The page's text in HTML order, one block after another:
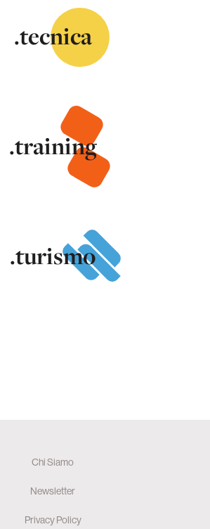
.tecnica
.training
.turismo
Chi Siamo
Newsletter
Privacy Policy